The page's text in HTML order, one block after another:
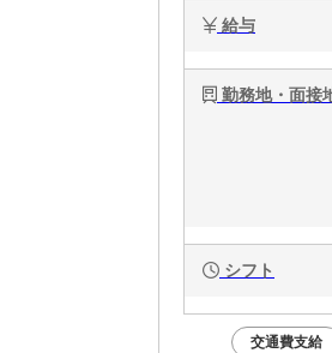
給与
勤務地・面接
シフト
交通費支給